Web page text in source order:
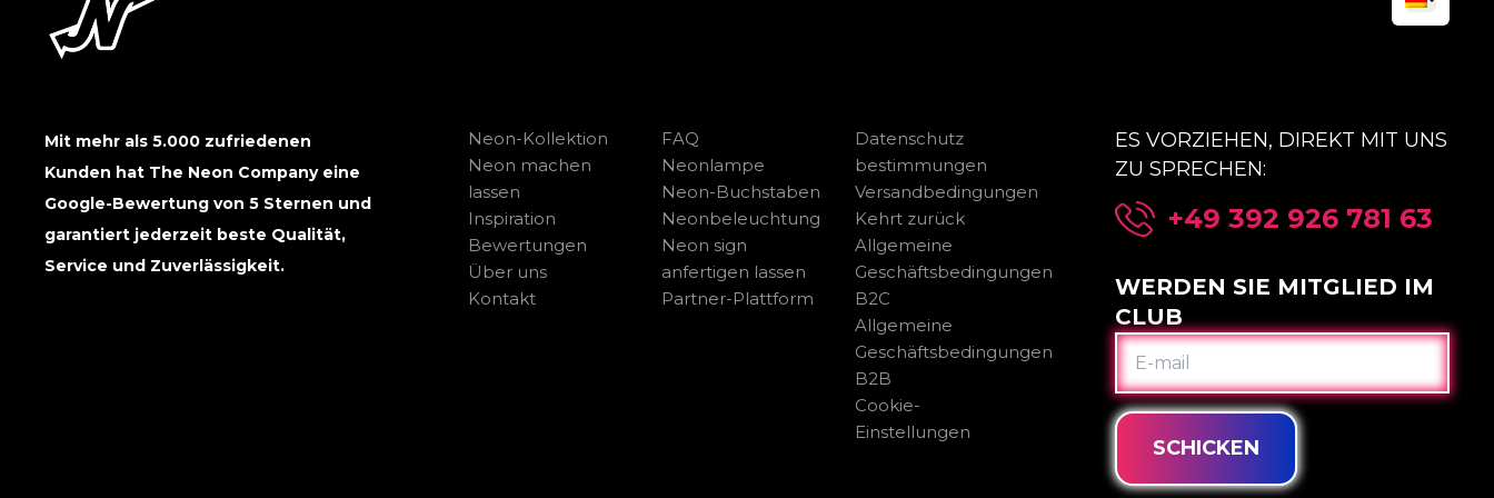
Mit mehr als 5.000 zufriedenen
Kunden hat The Neon Company eine
Google-Bewertung von 5 Sternen und
garantiert jederzeit beste Qualität,
Service und Zuverlässigkeit.
Neon-Kollektion
Neon machen
lassen
Inspiration
Bewertungen
Über uns
Kontakt
FAQ
Neonlampe
Neon-Buchstaben
Neonbeleuchtung
Neon sign
anfertigen lassen
Partner-Plattform
Datenschutz
bestimmungen
Versandbedingungen
Kehrt zurück
Allgemeine
Geschäftsbedingungen
B2C
Allgemeine
Geschäftsbedingungen
B2B
Cookie-
Einstellungen
ES VORZIEHEN, DIREKT MIT UNS
ZU SPRECHEN:
+49 392 926 781 63
WERDEN SIE MITGLIED IM
CLUB
E-
MAIL
SCHICKEN